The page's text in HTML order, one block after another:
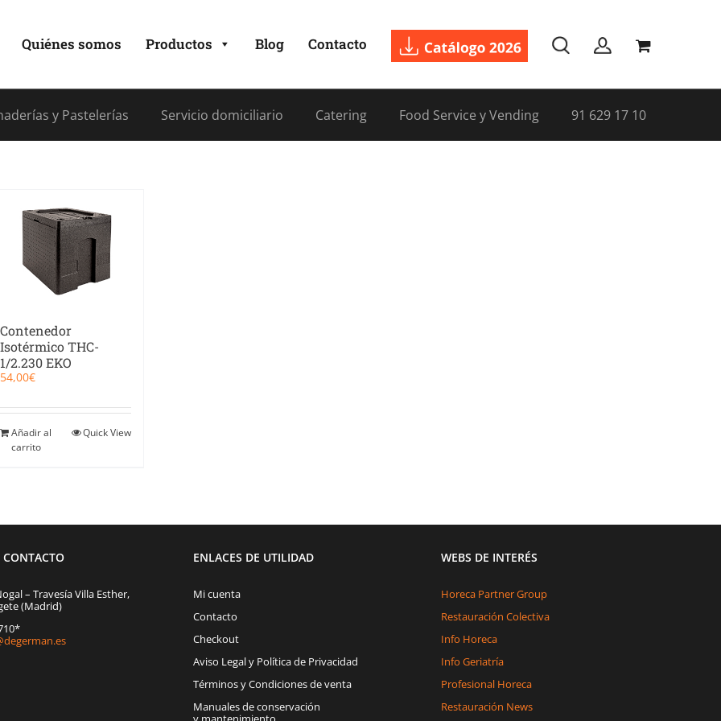
Quiénes somos Productos Blog Contacto
y Pastelerías Servicio domiciliario Catering Food Service y Vending 91 629 17 10
Contenedor
Isotérmico THC-
1/2.230 EKO
54,00€
Añadir al
carrito
Quick View
CONTACTO
– Travesía Villa Esther,
(Madrid)
ENLACES DE UTILIDAD
Mi cuenta
Contacto
Checkout
Aviso Legal y Política de Privacidad
Términos y Condiciones de venta
Manuales de conservación
WEBS DE INTERÉS
Horeca Partner Group
Restauración Colectiva
Info Horeca
Info Geriatría
Profesional Horeca
Restauración News